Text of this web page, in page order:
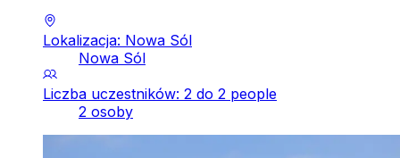
Lokalizacja: Nowa Sól
Nowa Sól
Liczba uczestników: 2 do 2 people
2 osoby